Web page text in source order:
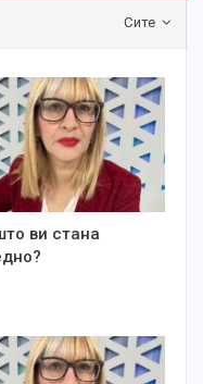
Сите
ви стана